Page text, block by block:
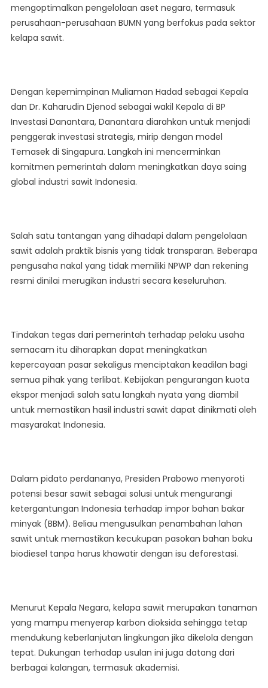
mengoptimalkan pengelolaan aset negara, termasuk
perusahaan-perusahaan BUMN yang berfokus pada sektor
kelapa sawit.
Dengan kepemimpinan Muliaman Hadad sebagai Kepala
dan Dr. Kaharudin Djenod sebagai wakil Kepala di BP
Investasi Danantara, Danantara diarahkan untuk menjadi
penggerak investasi strategis, mirip dengan model
Temasek di Singapura. Langkah ini mencerminkan
komitmen pemerintah dalam meningkatkan daya saing
global industri sawit Indonesia.
Salah satu tantangan yang dihadapi dalam pengelolaan
sawit adalah praktik bisnis yang tidak transparan. Beberapa
pengusaha nakal yang tidak memiliki NPWP dan rekening
resmi dinilai merugikan industri secara keseluruhan.
Tindakan tegas dari pemerintah terhadap pelaku usaha
semacam itu diharapkan dapat meningkatkan
kepercayaan pasar sekaligus menciptakan keadilan bagi
semua pihak yang terlibat. Kebijakan pengurangan kuota
ekspor menjadi salah satu langkah nyata yang diambil
untuk memastikan hasil industri sawit dapat dinikmati oleh
masyarakat Indonesia.
Dalam pidato perdananya, Presiden Prabowo menyoroti
potensi besar sawit sebagai solusi untuk mengurangi
ketergantungan Indonesia terhadap impor bahan bakar
minyak (BBM). Beliau mengusulkan penambahan lahan
sawit untuk memastikan kecukupan pasokan bahan baku
biodiesel tanpa harus khawatir dengan isu deforestasi.
Menurut Kepala Negara, kelapa sawit merupakan tanaman
yang mampu menyerap karbon dioksida sehingga tetap
mendukung keberlanjutan lingkungan jika dikelola dengan
tepat. Dukungan terhadap usulan ini juga datang dari
berbagai kalangan, termasuk akademisi.